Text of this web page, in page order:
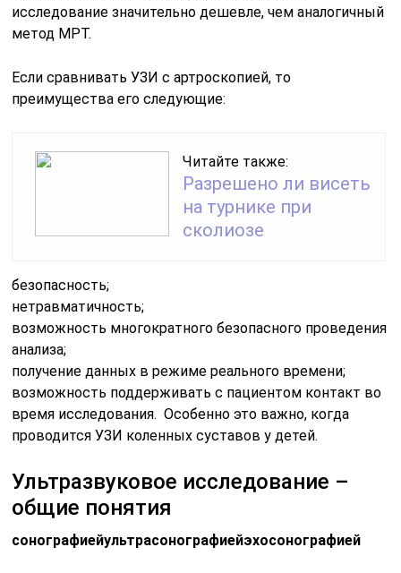
исследование значительно дешевле, чем аналогичный
метод МРТ.
Если сравнивать УЗИ с артроскопией, то
преимущества его следующие:
Читайте также:
Разрешено ли висеть
на турнике при
сколиозе
безопасность;
нетравматичность;
возможность многократного безопасного проведения
анализа;
получение данных в режиме реального времени;
возможность поддерживать с пациентом контакт во
время исследования. Особенно это важно, когда
проводится УЗИ коленных суставов у детей.
Ультразвуковое исследование –
общие понятия
сонографиейультрасонографиейэхосонографией